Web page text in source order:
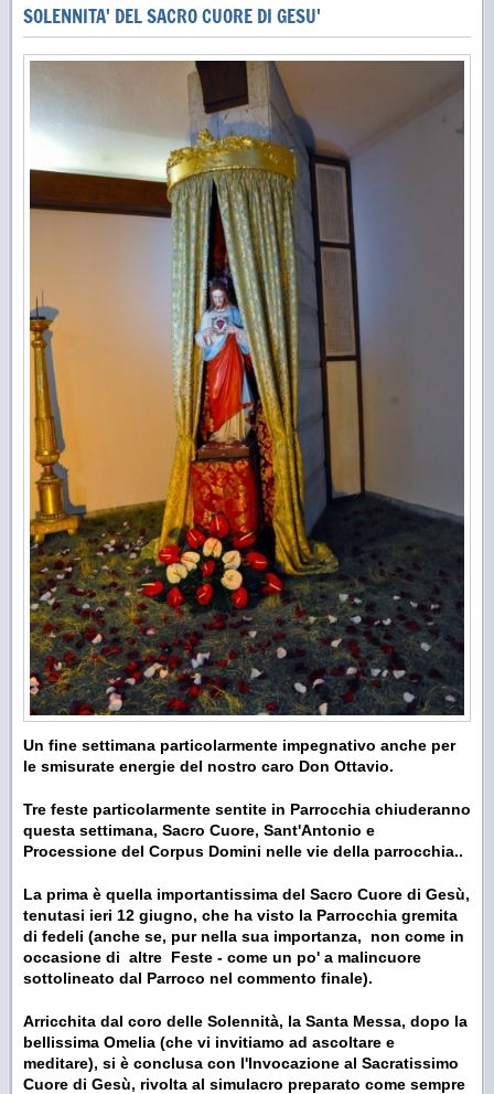
SOLENNITA' DEL SACRO CUORE DI GESU'
Un fine settimana particolarmente impegnativo anche per
le smisurate energie del nostro caro Don Ottavio.
Tre feste particolarmente sentite in Parrocchia chiuderanno
questa settimana, Sacro Cuore, Sant'Antonio e
Processione del Corpus Domini nelle vie della parrocchia..
La prima è quella importantissima del Sacro Cuore di Gesù,
tenutasi ieri 12 giugno, che ha visto la Parrocchia gremita
di fedeli (anche se, pur nella sua importanza, non come in
occasione di altre Feste - come un po' a malincuore
sottolineato dal Parroco nel commento finale).
Arricchita dal coro delle Solennità, la Santa Messa, dopo la
bellissima Omelia (che vi invitiamo ad ascoltare e
meditare), si è conclusa con l'Invocazione al Sacratissimo
Cuore di Gesù, rivolta al simulacro preparato come sempre